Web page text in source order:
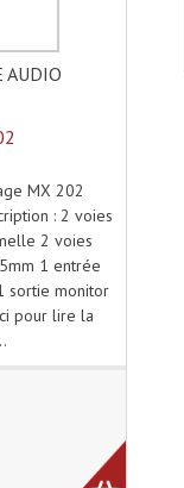
AUDIO
MX 202
: 2 voies
2 voies
1 entrée
sortie monitor
pour lire la